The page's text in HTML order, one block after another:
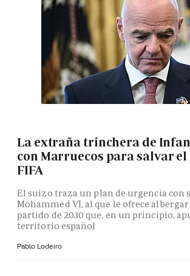
La extraña trinchera de
con Marruecos para salvar
FIFA
El suizo traza un plan de urgencia con
Mohammed VI, al que le ofrece albergar
partido de 2030 que, en un principio,
territorio español
Pablo Lodeiro